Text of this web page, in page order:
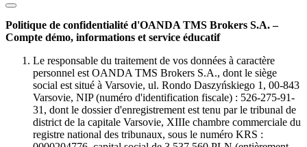
Politique de confidentialité d'OANDA TMS Brokers S.A. –
Compte démo, informations et service éducatif
Le responsable du traitement de vos données à caractère
personnel est OANDA TMS Brokers S.A., dont le siège
social est situé à Varsovie, ul. Rondo Daszyńskiego 1, 00-843
Varsovie, NIP (numéro d'identification fiscale) : 526-275-91-
31, dont le dossier d'enregistrement est tenu par le tribunal de
district de la capitale Varsovie, XIIIe chambre commerciale du
registre national des tribunaux, sous le numéro KRS :